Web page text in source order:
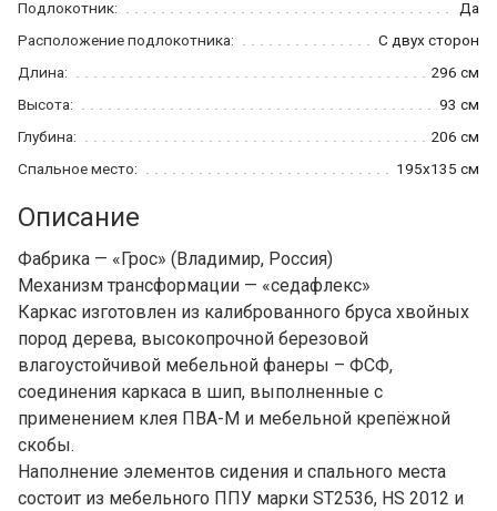
Подлокотник:
Да
Расположение подлокотника:
С двух сторон
Длина:
296 см
Высота:
93 см
Глубина:
206 см
Спальное место:
195x135 см
Описание
Фабрика — «Грос» (Владимир, Россия)
Механизм трансформации — «седафлекс»
Каркас изготовлен из калиброванного бруса хвойных
пород дерева, высокопрочной березовой
влагоустойчивой мебельной фанеры – ФСФ,
соединения каркаса в шип, выполненные с
применением клея ПВА-М и мебельной крепёжной
скобы.
Наполнение элементов сидения и спального места
состоит из мебельного ППУ марки ST2536, HS 2012 и